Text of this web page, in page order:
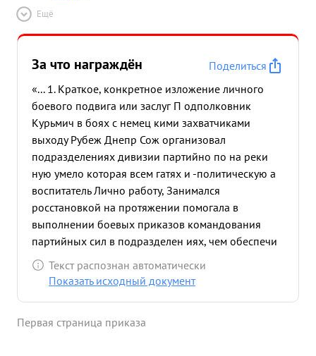
Ещё
За что награждён
Поделиться
«... 1. Краткое, конкретное изложение личного
боевого подвига или заслуг П одполковник
Курьмич в боях с немец кими захватчиками
выходу Рубеж Днепр Сож организовал
подразделениях дивизии партийно по на реки
ную умело которая всем гатях и -политическую а
воспитатель Лично работу, Занимался
росстановкой на протяжении помогала в
выполнении боевых приказов командования
партийных сил в подразделен иях, чем обеспечи
,ал высокий наступательный порыв бойцов и
офицеров. 15 боях 25 27. ноября 1943 года за
подполковник Кузьмич лично проводил еседы на
Текст распознан автоматически
Показать исходный документ
Первая страница приказа